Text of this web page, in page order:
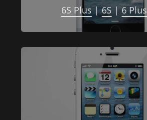
6S Plus | 6S | 6 Plus